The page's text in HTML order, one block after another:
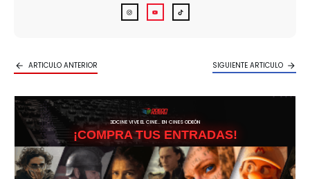
ARTICULO ANTERIOR SIGUIENTE ARTICULO
3DCINE VIVE EL CINE… EN CINES ODEÓN
¡COMPRA TUS ENTRADAS!